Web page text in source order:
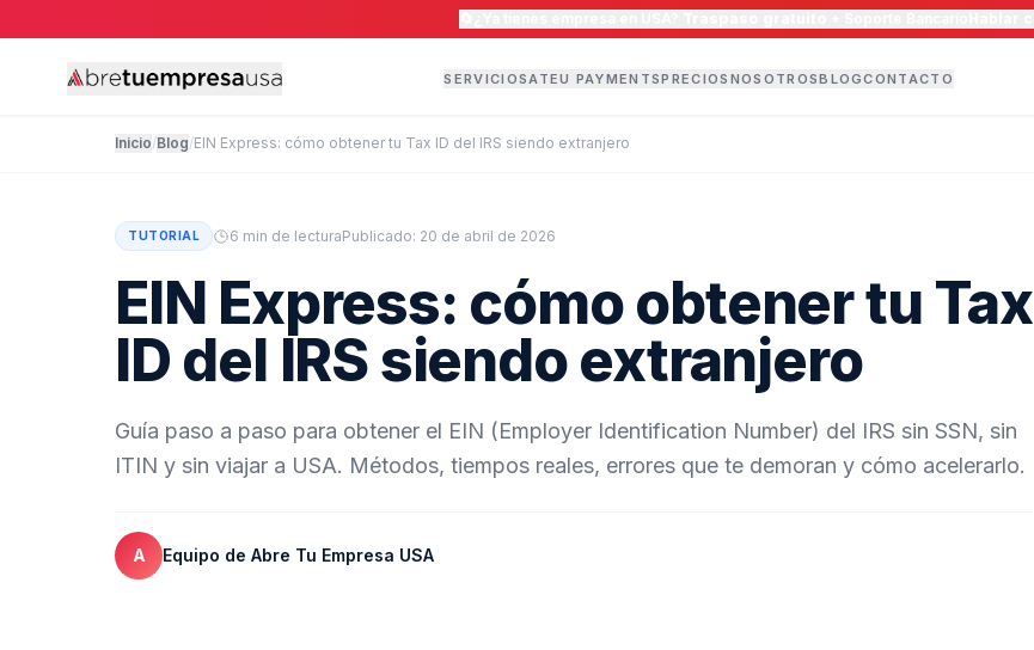
SERVICIOSATEU PAYMENTSPRECIOS NOSOTROSBLOGCONTACTO
Inicio/Blog/EIN Express: cómo obtener tu Tax ID del IRS siendo extranjero
TUTORIAL 6 min de lecturaPublicado: 20 de abril de 2026
EIN Express: cómo obtener tu Tax
ID del IRS siendo extranjero
Guía paso a paso para obtener el EIN (Employer Identification Number) del IRS sin SSN, sin
ITIN y sin viajar a USA. Métodos, tiempos reales, errores que te demoran y cómo acelerarlo.
A Equipo de Abre Tu Empresa USA